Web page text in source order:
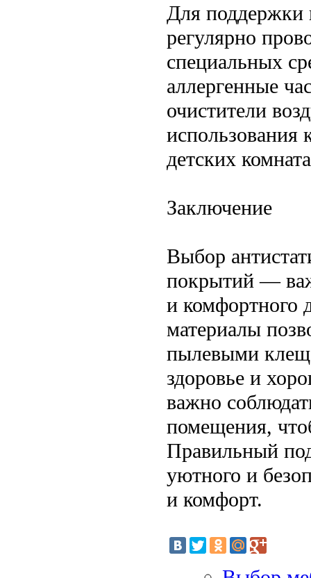
Для поддержки
регулярно
специальных
аллергенные
очистители
использования
детских
Заключение
Выбор
покрытий —
и комфортного
материалы
пылевыми
здоровье и
важно
помещения,
Правильный
уютного и
и комфорт.